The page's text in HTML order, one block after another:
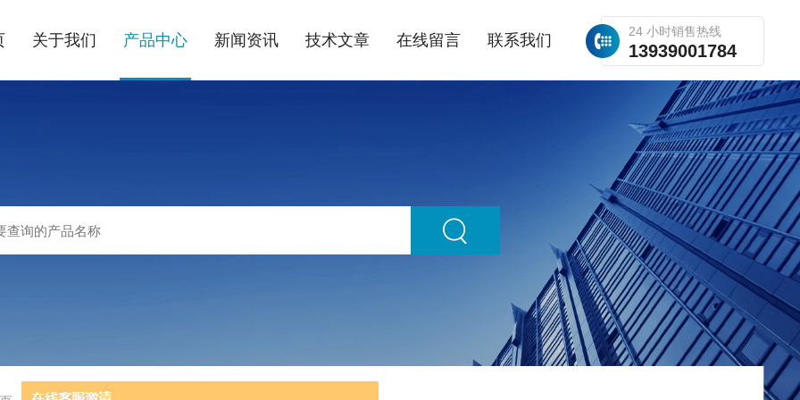
24 小时销售热线
13939001784
关于我们 产品中心 新闻资讯 技术文章 在线留言 联系我们